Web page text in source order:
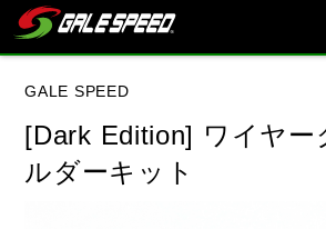
GALE SPEED
[Dark Edition] ワイヤー
ルダーキット